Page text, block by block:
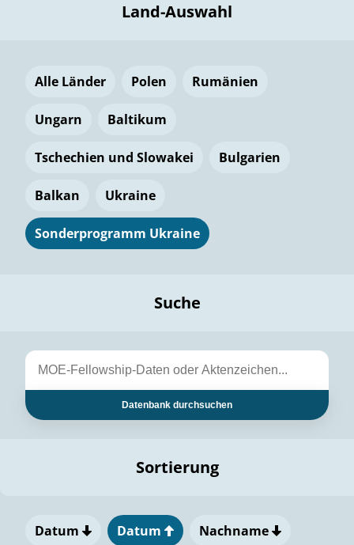
Land-Auswahl
Alle Länder Polen Rumänien
Ungarn Baltikum
Tschechien und Slowakei Bulgarien
Balkan Ukraine
Sonderprogramm Ukraine
Suche
Datenbank durchsuchen
Sortierung
Datum Datum Nachname